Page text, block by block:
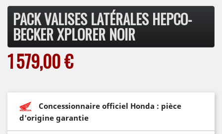
PACK VALISES LATÉRALES HEPCO-
BECKER XPLORER NOIR
1 579,00 €
Concessionnaire officiel Honda : pièce
d'origine garantie